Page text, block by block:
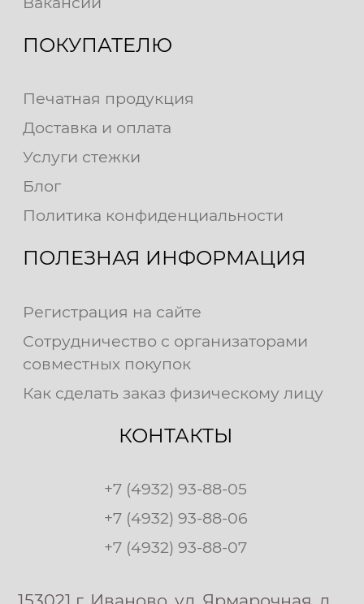
ПОКУПАТЕЛЮ
Печатная продукция
Доставка и оплата
Услуги стежки
Блог
Политика конфиденциальности
ПОЛЕЗНАЯ ИНФОРМАЦИЯ
Регистрация на сайте
Сотрудничество с организаторами
совместных покупок
Как сделать заказ физическому лицу
КОНТАКТЫ
+7 (4932) 93-88-05
+7 (4932) 93-88-06
+7 (4932) 93-88-07